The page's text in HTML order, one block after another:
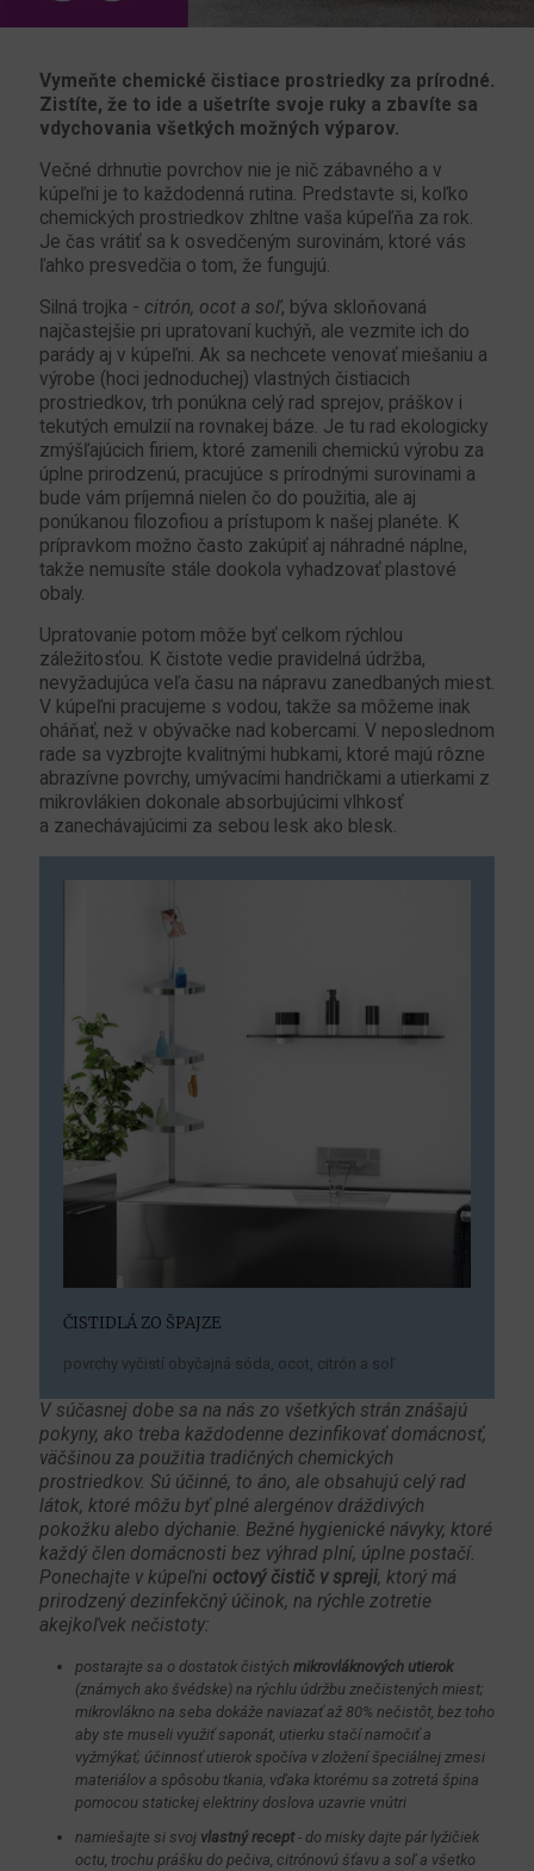
Vymeňte chemické čistiace prostriedky za prírodné.
Zistíte, že to ide a ušetríte svoje ruky a zbavíte sa
vdychovania všetkých možných výparov.
Večné drhnutie povrchov nie je nič zábavného a v
kúpeľni je to každodenná rutina. Predstavte si, koľko
chemických prostriedkov zhltne vaša kúpeľňa za rok.
Je čas vrátiť sa k osvedčeným surovinám, ktoré vás
ľahko presvedčia o tom, že fungujú.
Silná trojka - citrón, ocot a soľ, býva skloňovaná
najčastejšie pri upratovaní kuchýň, ale vezmite ich do
parády aj v kúpeľni. Ak sa nechcete venovať miešaniu a
výrobe (hoci jednoduchej) vlastných čistiacich
prostriedkov, trh ponúkna celý rad sprejov, práškov i
tekutých emulzií na rovnakej báze. Je tu rad ekologicky
zmýšľajúcich firiem, ktoré zamenili chemickú výrobu za
úplne prirodzenú, pracujúce s prírodnými surovinami a
bude vám príjemná nielen čo do použitia, ale aj
ponúkanou filozofiou a prístupom k našej planéte. K
prípravkom možno často zakúpiť aj náhradné náplne,
takže nemusíte stále dookola vyhadzovať plastové
obaly.
Upratovanie potom môže byť celkom rýchlou
záležitosťou. K čistote vedie pravidelná údržba,
nevyžadujúca veľa času na nápravu zanedbaných miest.
V kúpeľni pracujeme s vodou, takže sa môžeme inak
oháňať, než v obývačke nad kobercami. V neposlednom
rade sa vyzbrojte kvalitnými hubkami, ktoré majú rôzne
abrazívne povrchy, umývacími handričkami a utierkami z
mikrovlákien dokonale absorbujúcimi vlhkosť
a zanechávajúcimi za sebou lesk ako blesk.
ČISTIDLÁ ZO ŠPAJZE
povrchy vyčistí obyčajná sóda, ocot, citrón a soľ
V súčasnej dobe sa na nás zo všetkých strán znášajú
pokyny, ako treba každodenne dezinfikovať domácnosť,
väčšinou za použitia tradičných chemických
prostriedkov. Sú účinné, to áno, ale obsahujú celý rad
látok, ktoré môžu byť plné alergénov dráždivých
pokožku alebo dýchanie. Bežné hygienické návyky, ktoré
každý člen domácnosti bez výhrad plní, úplne postačí.
Ponechajte v kúpeľni octový čistič v spreji, ktorý má
prirodzený dezinfekčný účinok, na rýchle zotretie
akejkoľvek nečistoty:
postarajte sa o dostatok čistých mikrovláknových utierok
(známych ako švédske) na rýchlu údržbu znečistených miest;
mikrovlákno na seba dokáže naviazať až 80% nečistôt, bez toho
aby ste museli využiť saponát, utierku stačí namočiť a
vyžmýkať; účinnosť utierok spočíva v zložení špeciálnej zmesi
materiálov a spôsobu tkania, vďaka ktorému sa zotretá špina
pomocou statickej elektriny doslova uzavrie vnútri
namiešajte si svoj vlastný recept- do misky dajte pár lyžičiek
octu, trochu prášku do pečiva, citrónovú šťavu a soľ a všetko